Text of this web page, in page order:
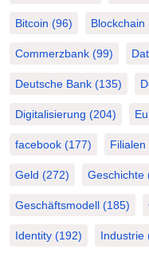
Bitcoin (96) Blockchain
Commerzbank (99)
Deutsche Bank (135)
Digitalisierung (204)
facebook (177) Filialen
Geld (272) Geschichte
Geschäftsmodell (185)
Identity (192) Industrie